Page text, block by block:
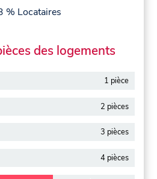
% Locataires
des logements
1 pièce
2 pièces
3 pièces
4 pièces